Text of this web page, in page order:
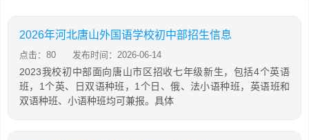
2026年河北唐山外国语学校初中部招生信息
点击：80 发布时间：2026-06-14
2023我校初中部面向唐山市区招收七年级新生，包括4个英语
班，1个英、日双语种班，1个日、俄、法小语种班，英语班和
双语种班、小语种班均可兼报。具体